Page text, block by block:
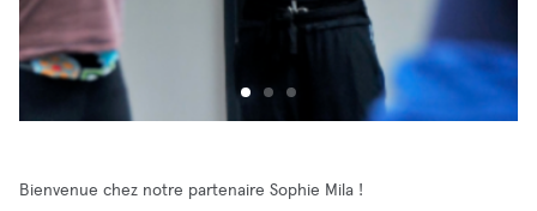
Bienvenue chez notre partenaire Sophie Mila !